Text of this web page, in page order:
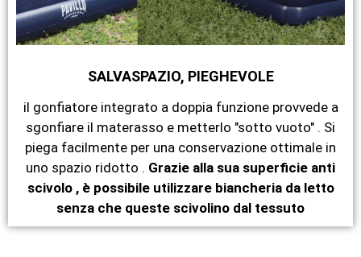
SALVASPAZIO, PIEGHEVOLE
il gonfiatore integrato a doppia funzione provvede a
sgonfiare il materasso e metterlo "sotto vuoto" . Si
piega facilmente per una conservazione ottimale in
uno spazio ridotto . Grazie alla sua superficie anti
scivolo , è possibile utilizzare biancheria da letto
senza che queste scivolino dal tessuto